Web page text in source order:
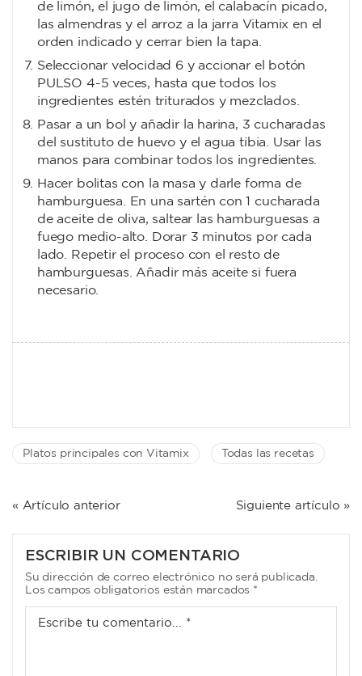
de limón, el jugo de limón, el calabacín picado,
las almendras y el arroz a la jarra Vitamix en el
orden indicado y cerrar bien la tapa.
Seleccionar velocidad 6 y accionar el botón
PULSO 4-5 veces, hasta que todos los
ingredientes estén triturados y mezclados.
Pasar a un bol y añadir la harina, 3 cucharadas
del sustituto de huevo y el agua tibia. Usar las
manos para combinar todos los ingredientes.
Hacer bolitas con la masa y darle forma de
hamburguesa. En una sartén con 1 cucharada
de aceite de oliva, saltear las hamburguesas a
fuego medio-alto. Dorar 3 minutos por cada
lado. Repetir el proceso con el resto de
hamburguesas. Añadir más aceite si fuera
necesario.
Platos principales con Vitamix Todas las recetas
NAVEGACIÓN
ENTRADAS
« Artículo anterior Siguiente artículo »
ESCRIBIR UN COMENTARIO
Su dirección de correo electrónico no será publicada.
Los campos obligatorios están marcados *